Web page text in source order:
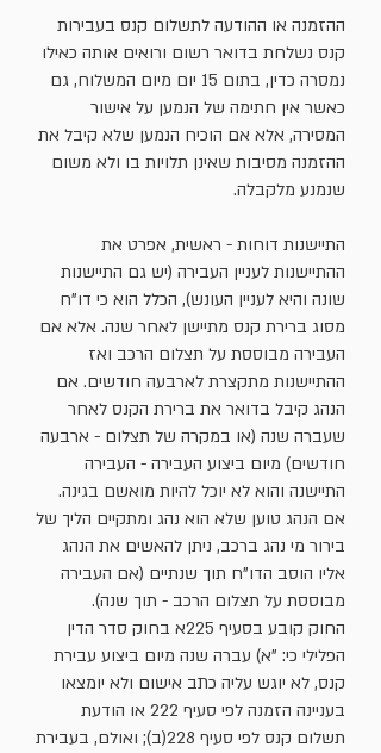
ההזמנה או ההודעה לתשלום קנס בעבירות
קנס נשלחת בדואר רשום ורואים אותה כאילו
נמסרה כדין, בתום ‏15 יום מיום המשלוח, גם
כאשר אין חתימה של הנמען על אישור
המסירה, אלא אם הוכיח הנמען שלא קיבל את
ההזמנה מסיבות שאינן תלויות בו ולא משום
שנמנע מלקבלה.
התיישנות דוחות - ראשית, אפרט את
ההתיישנות לעניין העבירה (יש גם התיישנות
שונה והיא לעניין העונש), הכלל הוא כי דו"ח
מסוג ברירת קנס מתיישן לאחר שנה. אלא אם
העבירה מבוססת על תצלום הרכב ואז
ההתיישנות מתקצרת לארבעה חודשים. אם
הנהג קיבל בדואר את ברירת הקנס לאחר
שעברה שנה (או במקרה של תצלום - ארבעה
חודשים) מיום ביצוע העבירה - העבירה
התיישנה והוא לא יוכל להיות מואשם בגינה.
אם הנהג טוען שלא הוא נהג ומתקיים הליך של
בירור מי נהג ברכב, ניתן להאשים את הנהג
אליו הוסב הדו"ח תוך שנתיים (אם העבירה
מבוססת על תצלום הרכב - תוך שנה).
החוק קובע בסעיף 225א בחוק סדר הדין
הפלילי כי: "א) עברה שנה מיום ביצוע עבירת
קנס, לא יוגש עליה כתב אישום ולא יומצאו
בעניינה הזמנה לפי סעיף 222 או הודעת
תשלום קנס לפי סעיף 228(ב); ואולם, בעבירת